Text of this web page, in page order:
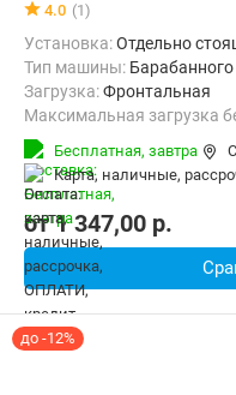
4.0 (1)
Установка:Отдельно
Тип машины: Барабанного
загрузка:Фронтальная
Максимальная загрузка
Количество программ:
Материал бака:
Пластик
Дополнительные функции:
Безопасность:Защита от
Ширина:60 см
Бесплатная, завтра
карта, наличные,
от1 347,00 p.
до -12%